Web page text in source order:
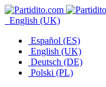
English (UK)
Español (ES)
English (UK)
Deutsch (DE)
Polski (PL)